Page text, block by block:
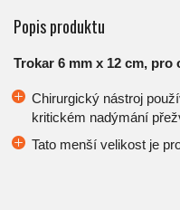
Popis produktu
Trokar 6 mm x 12 cm, pro
Chirurgický nástroj
kritickém nadýmání
Tato menší velikost je